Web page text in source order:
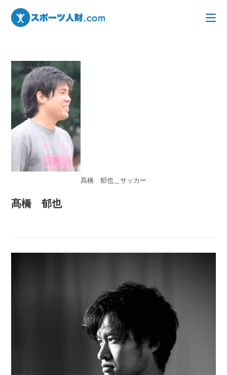
髙橋 郁也＿サッカー
髙橋 郁也